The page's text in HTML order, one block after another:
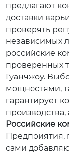
предлагают
доставки
проверять
независимых
российские
проверенных
Гуанчжоу.
мощностями,
гарантирует
производства,
Российские
Предприятия,
сами